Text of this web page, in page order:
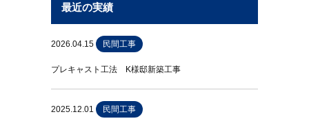
最近の実績
2026.04.15 民間工事
プレキャスト工法 K様邸新築工事
2025.12.01 民間工事